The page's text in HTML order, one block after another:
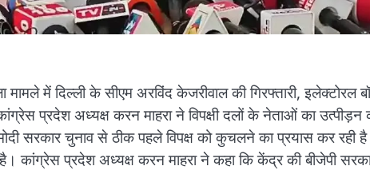
मामले में दिल्ली के सीएम अरविंद केजरीवाल की गिरफ्तारी,
प्रदेश अध्यक्ष करन माहरा ने विपक्षी दलों के नेताओं का
सरकार चुनाव से ठीक पहले विपक्ष को कुचलने का प्रयास कर
है। कांग्रेस प्रदेश अध्यक्ष करन माहरा ने कहा कि केंद्र की बीजेपी